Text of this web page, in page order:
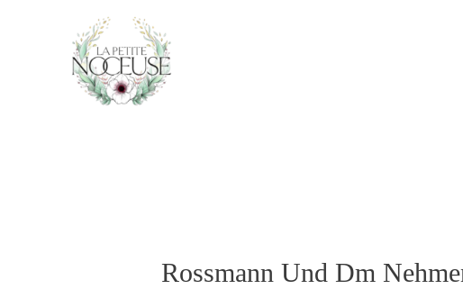
Rossmann Und Dm